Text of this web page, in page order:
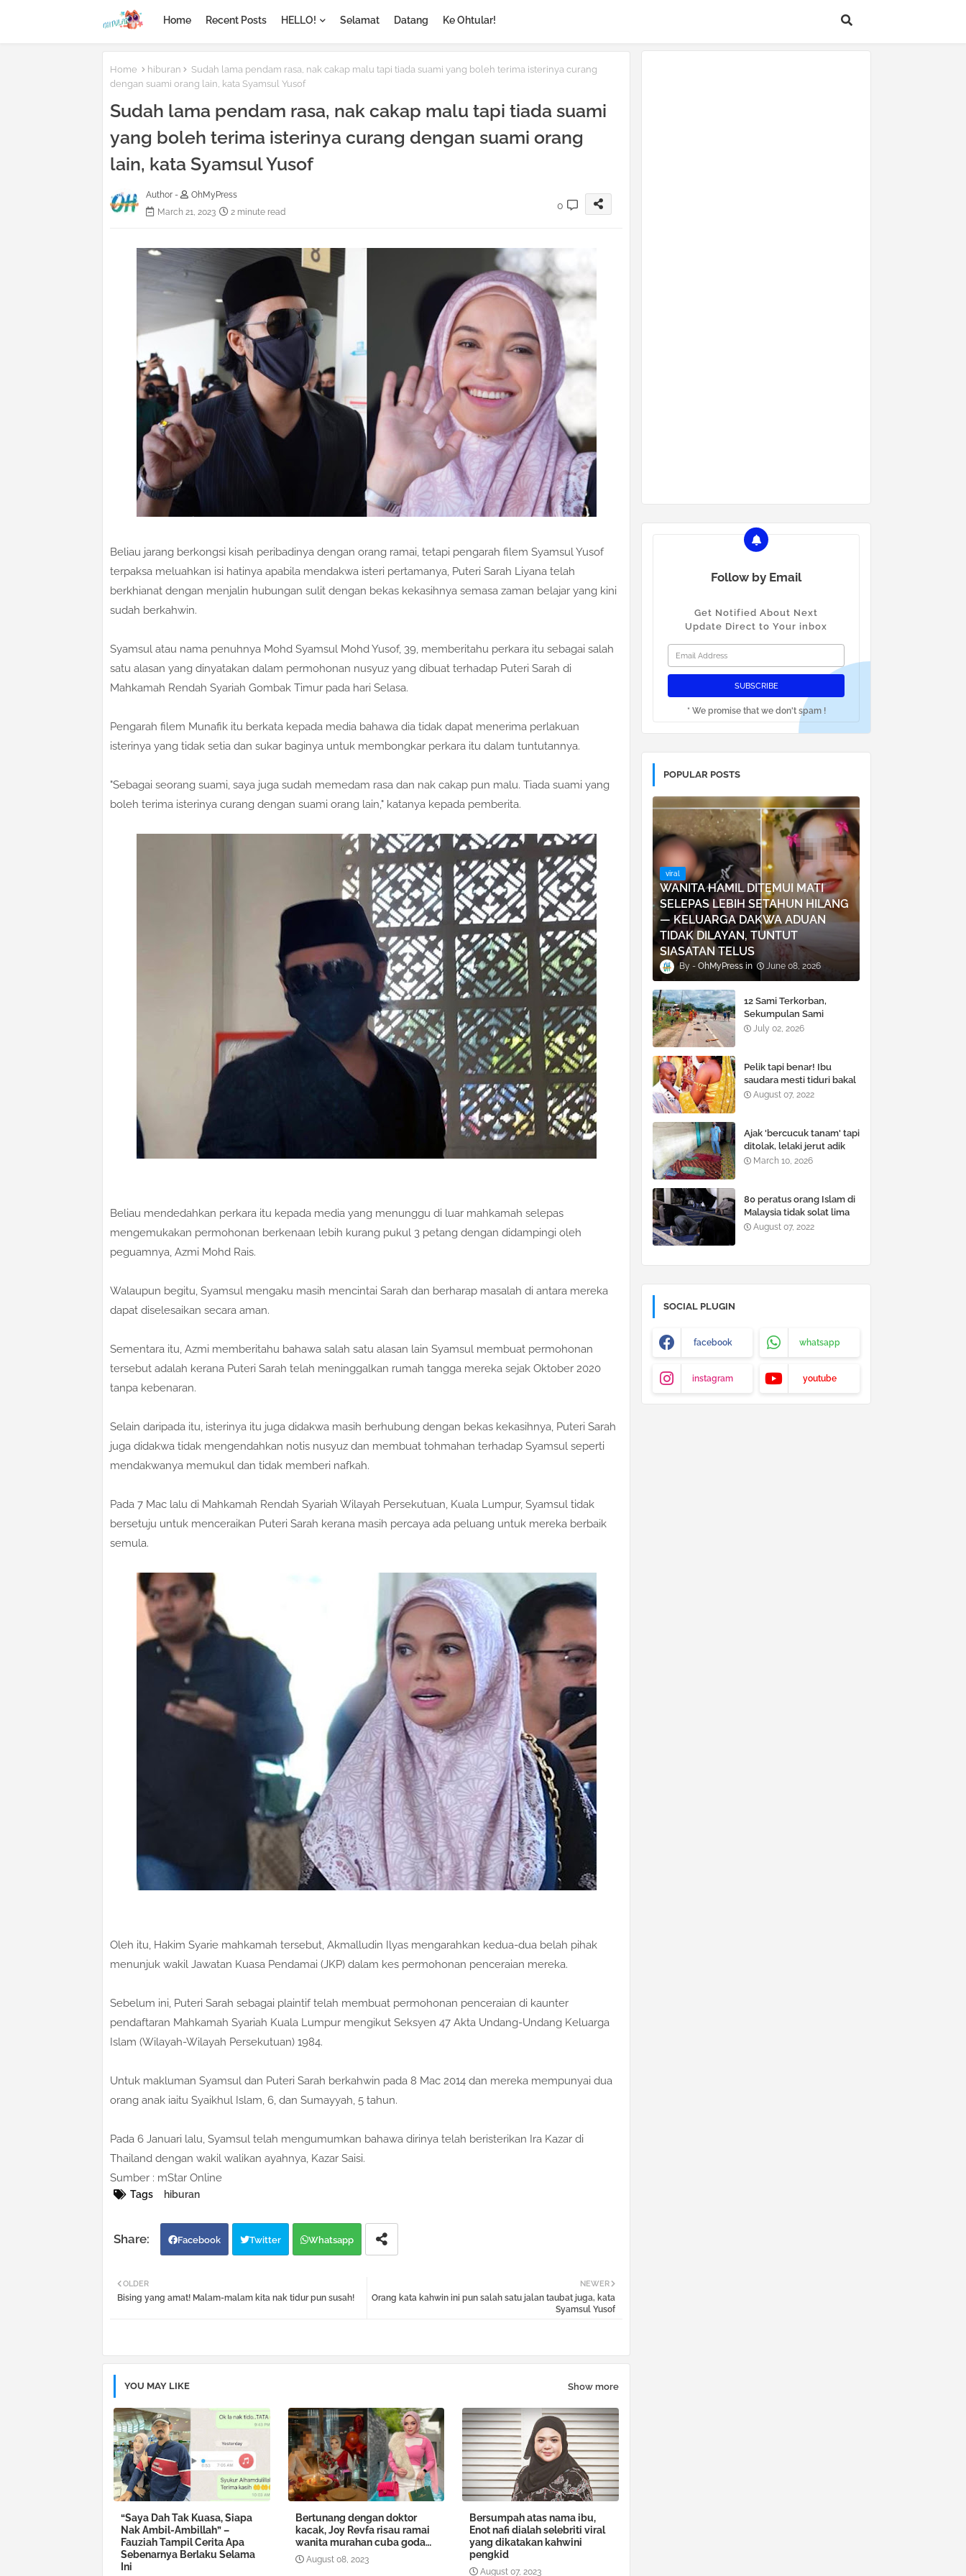
Home Recent Posts HELLO! Selamat Datang Ke Ohtular!
Home hiburan
Sudah lama pendam rasa, nak cakap malu tapi tiada suami yang boleh terima isterinya curang
dengan suami orang lain, kata Syamsul Yusof
Sudah lama pendam rasa, nak cakap malu tapi tiada suami
yang boleh terima isterinya curang dengan suami orang
lain, kata Syamsul Yusof
Author -
OhMyPress
March 21, 2023
2 minute read
0
Beliau jarang berkongsi kisah peribadinya dengan orang ramai, tetapi pengarah filem Syamsul Yusof
terpaksa meluahkan isi hatinya apabila mendakwa isteri pertamanya, Puteri Sarah Liyana telah
berkhianat dengan menjalin hubungan sulit dengan bekas kekasihnya semasa zaman belajar yang kini
sudah berkahwin.
Syamsul atau nama penuhnya Mohd Syamsul Mohd Yusof, 39, memberitahu perkara itu sebagai salah
satu alasan yang dinyatakan dalam permohonan nusyuz yang dibuat terhadap Puteri Sarah di
Mahkamah Rendah Syariah Gombak Timur pada hari Selasa.
Pengarah filem Munafik itu berkata kepada media bahawa dia tidak dapat menerima perlakuan
isterinya yang tidak setia dan sukar baginya untuk membongkar perkara itu dalam tuntutannya.
"Sebagai seorang suami, saya juga sudah memedam rasa dan nak cakap pun malu. Tiada suami yang
boleh terima isterinya curang dengan suami orang lain," katanya kepada pemberita.
Beliau mendedahkan perkara itu kepada media yang menunggu di luar mahkamah selepas
mengemukakan permohonan berkenaan lebih kurang pukul 3 petang dengan didampingi oleh
peguamnya, Azmi Mohd Rais.
Walaupun begitu, Syamsul mengaku masih mencintai Sarah dan berharap masalah di antara mereka
dapat diselesaikan secara aman.
Sementara itu, Azmi memberitahu bahawa salah satu alasan lain Syamsul membuat permohonan
tersebut adalah kerana Puteri Sarah telah meninggalkan rumah tangga mereka sejak Oktober 2020
tanpa kebenaran.
Selain daripada itu, isterinya itu juga didakwa masih berhubung dengan bekas kekasihnya, Puteri Sarah
juga didakwa tidak mengendahkan notis nusyuz dan membuat tohmahan terhadap Syamsul seperti
mendakwanya memukul dan tidak memberi nafkah.
Pada 7 Mac lalu di Mahkamah Rendah Syariah Wilayah Persekutuan, Kuala Lumpur, Syamsul tidak
bersetuju untuk menceraikan Puteri Sarah kerana masih percaya ada peluang untuk mereka berbaik
semula.
Oleh itu, Hakim Syarie mahkamah tersebut, Akmalludin Ilyas mengarahkan kedua-dua belah pihak
menunjuk wakil Jawatan Kuasa Pendamai (JKP) dalam kes permohonan penceraian mereka.
Sebelum ini, Puteri Sarah sebagai plaintif telah membuat permohonan penceraian di kaunter
pendaftaran Mahkamah Syariah Kuala Lumpur mengikut Seksyen 47 Akta Undang-Undang Keluarga
Islam (Wilayah-Wilayah Persekutuan) 1984.
Untuk makluman Syamsul dan Puteri Sarah berkahwin pada 8 Mac 2014 dan mereka mempunyai dua
orang anak iaitu Syaikhul Islam, 6, dan Sumayyah, 5 tahun.
Pada 6 Januari lalu, Syamsul telah mengumumkan bahawa dirinya telah beristerikan Ira Kazar di
Thailand dengan wakil walikan ayahnya, Kazar Saisi.
Sumber : mStar Online
Tags hiburan
Facebook Twitter Whatsapp
NEWER
Orang kata kahwin ini pun salah satu jalan taubat juga, kata
Syamsul Yusof
OLDER
Bising yang amat! Malam-malam kita nak tidur pun susah!
YOU MAY LIKE Show more
“Saya Dah Tak Kuasa, Siapa
Nak Ambil-Ambillah” –
Fauziah Tampil Cerita Apa
Sebenarnya Berlaku Selama
Ini
Bertunang dengan doktor
kacak, Joy Revfa risau ramai
wanita murahan cuba goda…
August 08, 2023
Bersumpah atas nama ibu,
Enot nafi dialah selebriti viral
yang dikatakan kahwini
pengkid
August 07, 2023
Follow by Email
Get Notified About Next
Update Direct to Your inbox
* We promise that we don't spam !
POPULAR POSTS
viral
WANITA HAMIL DITEMUI MATI
SELEPAS LEBIH SETAHUN HILANG
— KELUARGA DAKWA ADUAN
TIDAK DILAYAN, TUNTUT
SIASATAN TELUS
OhMyPress June 08, 2026
12 Sami Terkorban,
Sekumpulan Sami
Dirempuh Ketika Berjalan
July 02, 2026
Pelik tapi benar! Ibu
saudara mesti tiduri bakal
pengantin lelaki untuk uji
August 07, 2022
Ajak 'bercucuk tanam' tapi
ditolak, lelaki je͏rut adik
ipar hingga hilang nyawa
March 10, 2026
80 peratus orang Islam di
Malaysia tidak solat lima
waktu, kajian dari Dato’ Dr.
August 07, 2022
SOCIAL PLUGIN
facebook whatsapp
instagram youtube